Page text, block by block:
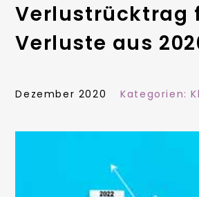
Verlustrücktrag
Verluste aus
Dezember 2020 Kategorien: